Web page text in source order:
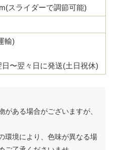
スライダーで調節可能)
輸)
〜翌々日に発送(土日祝休)
がある場合がございますが、
環境により、色味が異なる場